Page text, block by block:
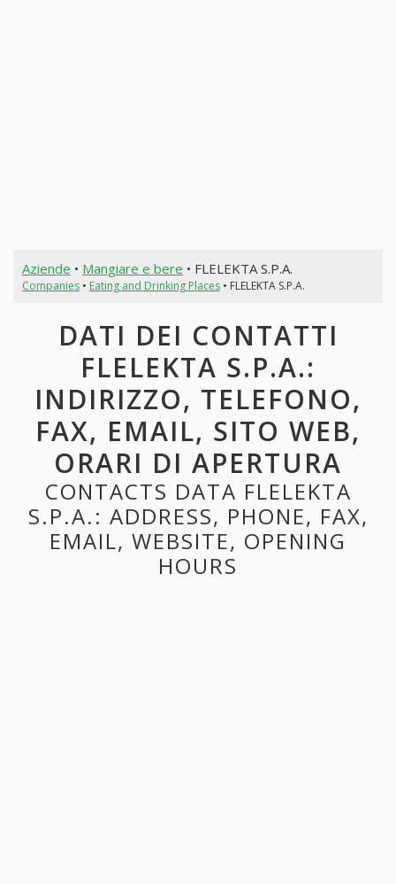
Aziende • Mangiare e bere • FLELEKTA S.P.A.
Companies• Eating and Drinking Places• FLELEKTA S.P.A.
DATI DEI CONTATTI
FLELEKTA S.P.A.:
INDIRIZZO, TELEFONO,
FAX, EMAIL, SITO WEB,
ORARI DI APERTURA
CONTACTS DATA FLELEKTA
S.P.A.: ADDRESS, PHONE, FAX,
EMAIL, WEBSITE, OPENING
HOURS